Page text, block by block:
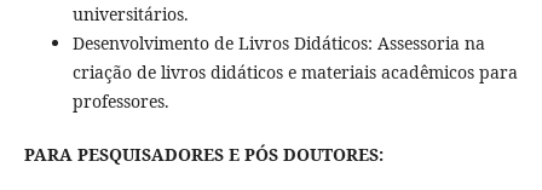
universitários.
Desenvolvimento de Livros Didáticos: Assessoria na
criação de livros didáticos e materiais acadêmicos para
professores.
PARA PESQUISADORES E PÓS DOUTORES: